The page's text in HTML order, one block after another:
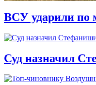
ВСУ ударили по
Суд назначил